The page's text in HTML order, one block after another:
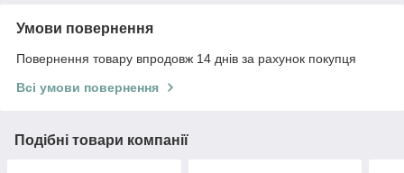
Умови повернення
Повернення товару впродовж 14 днів за рахунок покупця
Всі умови повернення
Подібні товари компанії